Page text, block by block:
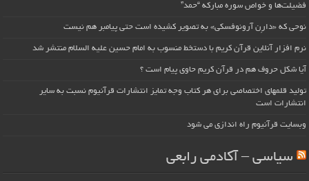
فضیلت‌ها و خواص سوره مبارکه “حمد”
نوحی که «دارِن آرونوفسکی» به تصویر کشیده است حتی پیامبر هم نیست
نرم افزار آنلاین قرآن کریم با دستخط منسوب به امام حسین علیه السلام منتشر شد
آیا شکل حروف هم در قرآن کریم حاوی پیام است ؟
تولید قلمهای اختصاصی برای هر کتاب وجه تمایز انتشارات قرآنیوم نسبت به سایر
انتشارات است
وبسایت قرآنیوم راه اندازی می شود
سیاسی – آکادمی رابعی